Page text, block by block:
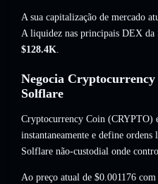
A sua capitalização de mercado
A liquidez nas principais DEX da
$128.4K.
Negocia
Solflare
Cryptocurrency Coin (CRYPTO)
instantaneamente e define ordens
Solflare não-custodial onde
Ao preço atual de $0.001176